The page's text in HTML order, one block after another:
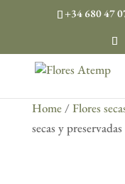
+34 680 47
Home/Flores
secas y preservadas